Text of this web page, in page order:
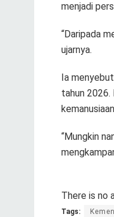
menjadi
“Daripada
ujarnya.
Ia
tahun 2026.
“Mungkin
There is no
Tags: